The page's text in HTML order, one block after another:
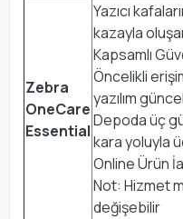
Zebra
OneCare
Essential
Yazıcı
kazayla
Kapsamlı
Öncelikli
yazılım
Depoda üç
kara yoluyla
Online Ürün
Not: Hizmet
değişebilir